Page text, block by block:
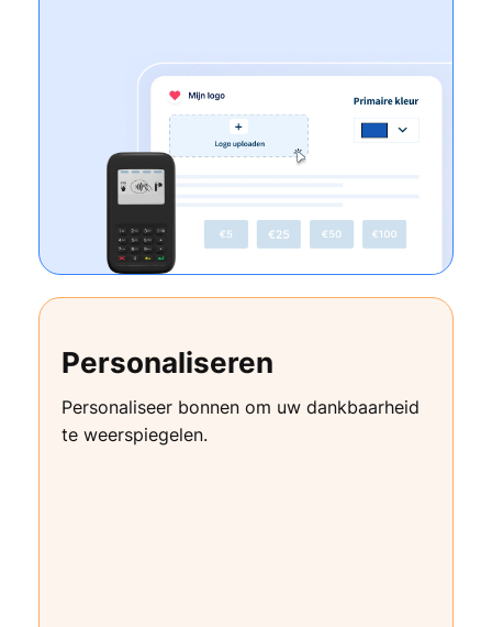
Personaliseren
Personaliseer bonnen om uw dankbaarheid
te weerspiegelen.